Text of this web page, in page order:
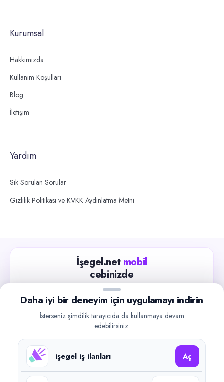
Kurumsal
Hakkımızda
Kullanım Koşulları
Blog
İletişim
Yardım
Sık Sorulan Sorular
Gizlilik Politikası ve KVKK Aydınlatma Metni
İşegel.net mobil
cebinizde
Güncel iş ilanlarını takip edin, işverenlerle hızlıca
iletişime geçin.
Google Play
Daha iyi bir deneyim için uygulamayı indirin
İsterseniz şimdilik tarayıcıda da kullanmaya devam
edebilirsiniz.
işegel iş ilanları Aç